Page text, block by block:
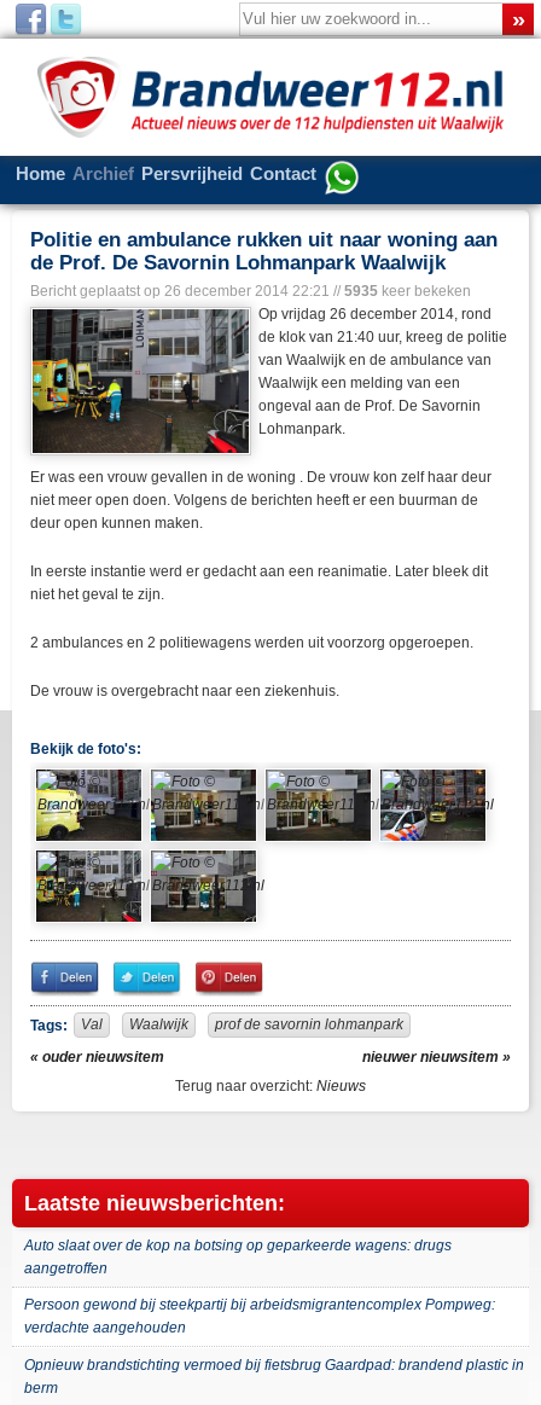
Home Archief Persvrijheid Contact
Politie en ambulance rukken uit naar woning aan
de Prof. De Savornin Lohmanpark Waalwijk
Bericht geplaatst op 26 december 2014 22:21 // 5935 keer bekeken
Op vrijdag 26 december 2014, rond
de klok van 21:40 uur, kreeg de politie
van Waalwijk en de ambulance van
Waalwijk een melding van een
ongeval aan de Prof. De Savornin
Lohmanpark.
Er was een vrouw gevallen in de woning . De vrouw kon zelf haar deur
niet meer open doen. Volgens de berichten heeft er een buurman de
deur open kunnen maken.
In eerste instantie werd er gedacht aan een reanimatie. Later bleek dit
niet het geval te zijn.
2 ambulances en 2 politiewagens werden uit voorzorg opgeroepen.
De vrouw is overgebracht naar een ziekenhuis.
Bekijk de foto's:
Share
on
Facebook
Share
on
Twitter
Pin
It!
Tags: Val Waalwijk
prof de savornin lohmanpark
« ouder nieuwsitem
nieuwer nieuwsitem »
Terug naar overzicht: Nieuws
Laatste nieuwsberichten:
Auto slaat over de kop na botsing op geparkeerde wagens: drugs
aangetroffen
Persoon gewond bij steekpartij bij arbeidsmigrantencomplex Pompweg:
verdachte aangehouden
Opnieuw brandstichting vermoed bij fietsbrug Gaardpad: brandend plastic in
berm